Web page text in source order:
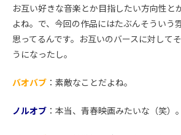
お互い好きな音楽とか目指したい方向性と
よね。で、今回の作品にはたぶんそういう
思ってるんです。お互いのバースに対して
うになったし。
バオバブ ：素敵なことだよね。
ノルオブ ：本当、青春映画みたいな（笑）。